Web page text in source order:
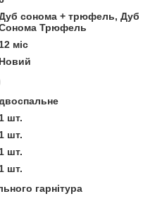
сонома + трюфель, Дуб
Трюфель
12 міс
Новий
1 шт.
1 шт.
1 шт.
1 шт.
гарнітура